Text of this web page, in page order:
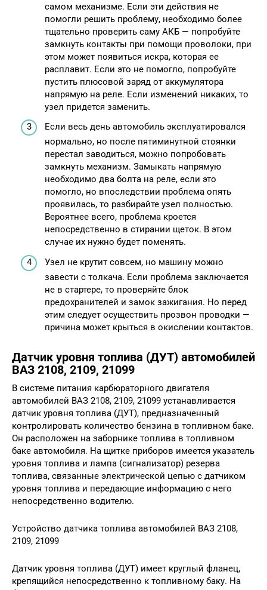
самом механизме. Если эти действия не
помогли решить проблему, необходимо более
тщательно проверить саму АКБ — попробуйте
замкнуть контакты при помощи проволоки, при
этом может появиться искра, которая ее
расплавит. Если это не помогло, попробуйте
пустить плюсовой заряд от аккумулятора
напрямую на реле. Если изменений никаких, то
узел придется заменить.
Если весь день автомобиль эксплуатировался
нормально, но после пятиминутной стоянки
перестал заводиться, можно попробовать
замкнуть механизм. Замыкать напрямую
необходимо два болта на реле, если это
помогло, но впоследствии проблема опять
проявилась, то разбирайте узел полностью.
Вероятнее всего, проблема кроется
непосредственно в стирании щеток. В этом
случае их нужно будет поменять.
Узел не крутит совсем, но машину можно
завести с толкача. Если проблема заключается
не в стартере, то проверяйте блок
предохранителей и замок зажигания. Но перед
этим следует осуществить прозвон проводки —
причина может крыться в окислении контактов.
Датчик уровня топлива (ДУТ) автомобилей
ВАЗ 2108, 2109, 21099
В системе питания карбюраторного двигателя
автомобилей ВАЗ 2108, 2109, 21099 устанавливается
датчик уровня топлива (ДУТ), предназначенный
контролировать количество бензина в топливном баке.
Он расположен на заборнике топлива в топливном
баке автомобиля. На щитке приборов имеется указатель
уровня топлива и лампа (сигнализатор) резерва
топлива, связанные электрической цепью с датчиком
уровня топлива и передающие информацию с него
непосредственно водителю.
Устройство датчика топлива автомобилей ВАЗ 2108,
2109, 21099
Датчик уровня топлива (ДУТ) имеет круглый фланец,
крепящийся непосредственно к топливному баку. На